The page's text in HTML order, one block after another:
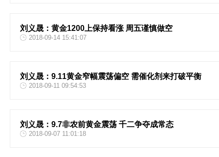
刘义晟：黄金1200上保持看涨 周五谨慎做空
2018-09-14 15:41:07
刘义晟：9.11黄金窄幅震荡偏空 需催化剂来打破平衡
2018-09-11 09:54:53
刘义晟：9.7非农前黄金震荡 千二争夺成常态
2018-09-07 11:01:18